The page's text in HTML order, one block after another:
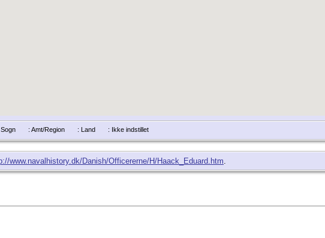
Sogn : Amt/Region : Land : Ikke indstillet
www.navalhistory.dk/Danish/Officererne/H/Haack_Eduard.htm.